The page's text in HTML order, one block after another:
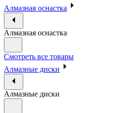
Алмазная оснастка
Алмазная оснастка
Смотреть все товары
Алмазные диски
Алмазные диски